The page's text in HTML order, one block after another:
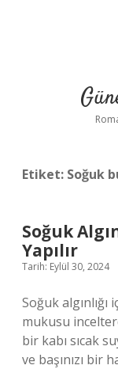
Etiket: Soğuk
Soğuk
Yapılır
Tarih: Eylül 30, 2024
Soğuk algınlığı
mukusu
bir kabı sıcak
ve başınızı bir